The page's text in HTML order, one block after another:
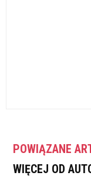
POWIĄZANE
WIĘCEJ OD